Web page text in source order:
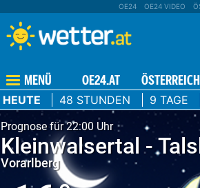
OE24 OE24 VIDEO
MENÜ OE24.AT ÖSTERREICH
HEUTE 48 STUNDEN 9 TAGE
Prognose für 22:00 Uhr
Kleinwalsertal -
Vorarlberg